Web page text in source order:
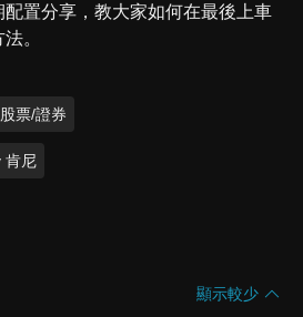
置分享，教大家如何在最後上車
。
股票/證券
肯尼
顯示較少